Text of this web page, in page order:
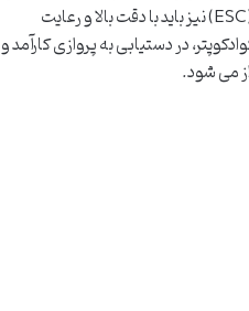
صحیح برد کنترل در مرکز ثقل پرنده برای حفظ پایداری پرواز ضروری است. اتصالات الکتریکی بین برد کنترل، موتورها و کنترل کننده های سرعت (ESC) نیز باید با دقت بالا و رعایت
در دستیابی به پروازی کارآمد و
می شود.